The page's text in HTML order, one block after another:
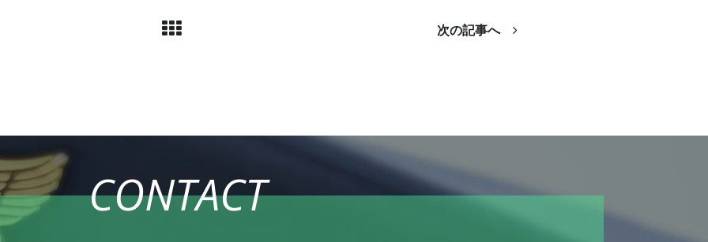
次の記事へ
CONTACT